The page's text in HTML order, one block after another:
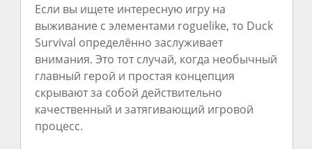
Если вы ищете интересную игру на
выживание с элементами roguelike, то Duck
Survival определённо заслуживает
внимания. Это тот случай, когда необычный
главный герой и простая концепция
скрывают за собой действительно
качественный и затягивающий игровой
процесс.